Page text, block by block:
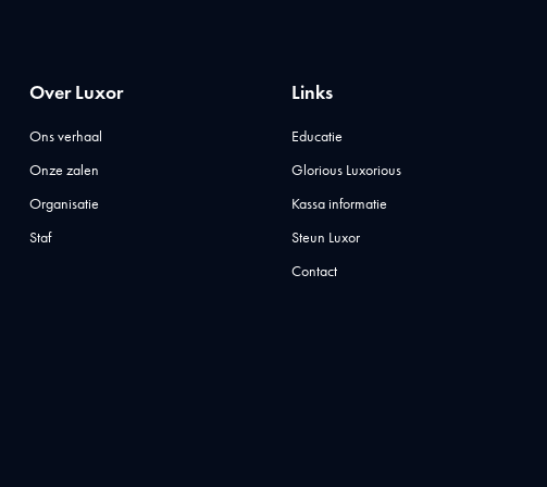
Over Luxor
Ons verhaal
Onze zalen
Organisatie
Staf
Links
Educatie
Glorious Luxorious
Kassa informatie
Steun Luxor
Contact